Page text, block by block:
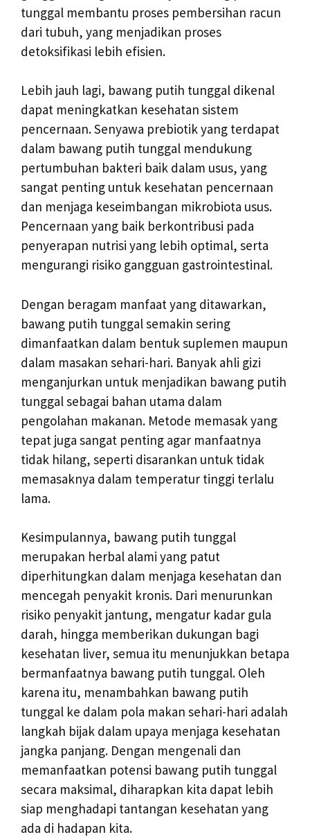
tunggal membantu proses pembersihan racun
dari tubuh, yang menjadikan proses
detoksifikasi lebih efisien.
Lebih jauh lagi, bawang putih tunggal dikenal
dapat meningkatkan kesehatan sistem
pencernaan. Senyawa prebiotik yang terdapat
dalam bawang putih tunggal mendukung
pertumbuhan bakteri baik dalam usus, yang
sangat penting untuk kesehatan pencernaan
dan menjaga keseimbangan mikrobiota usus.
Pencernaan yang baik berkontribusi pada
penyerapan nutrisi yang lebih optimal, serta
mengurangi risiko gangguan gastrointestinal.
Dengan beragam manfaat yang ditawarkan,
bawang putih tunggal semakin sering
dimanfaatkan dalam bentuk suplemen maupun
dalam masakan sehari-hari. Banyak ahli gizi
menganjurkan untuk menjadikan bawang putih
tunggal sebagai bahan utama dalam
pengolahan makanan. Metode memasak yang
tepat juga sangat penting agar manfaatnya
tidak hilang, seperti disarankan untuk tidak
memasaknya dalam temperatur tinggi terlalu
lama.
Kesimpulannya, bawang putih tunggal
merupakan herbal alami yang patut
diperhitungkan dalam menjaga kesehatan dan
mencegah penyakit kronis. Dari menurunkan
risiko penyakit jantung, mengatur kadar gula
darah, hingga memberikan dukungan bagi
kesehatan liver, semua itu menunjukkan betapa
bermanfaatnya bawang putih tunggal. Oleh
karena itu, menambahkan bawang putih
tunggal ke dalam pola makan sehari-hari adalah
langkah bijak dalam upaya menjaga kesehatan
jangka panjang. Dengan mengenali dan
memanfaatkan potensi bawang putih tunggal
secara maksimal, diharapkan kita dapat lebih
siap menghadapi tantangan kesehatan yang
ada di hadapan kita.